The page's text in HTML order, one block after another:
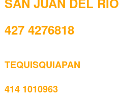
427 4276818
TEQUISQUIAPAN
414 1010963